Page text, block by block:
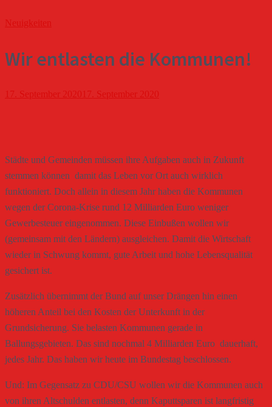
Neuigkeiten
Wir entlasten die Kommunen!
17. September 2020 17. September 2020
Städte und Gemeinden müssen ihre Aufgaben auch in Zukunft
stemmen können  damit das Leben vor Ort auch wirklich
funktioniert. Doch allein in diesem Jahr haben die Kommunen
wegen der Corona-Krise rund 12 Milliarden Euro weniger
Gewerbesteuer eingenommen. Diese Einbußen wollen wir
(gemeinsam mit den Ländern) ausgleichen. Damit die Wirtschaft
wieder in Schwung kommt, gute Arbeit und hohe Lebensqualität
gesichert ist.
Zusätzlich übernimmt der Bund auf unser Drängen hin einen
höheren Anteil bei den Kosten der Unterkunft in der
Grundsicherung. Sie belasten Kommunen gerade in
Ballungsgebieten. Das sind nochmal 4 Milliarden Euro  dauerhaft,
jedes Jahr. Das haben wir heute im Bundestag beschlossen.
Und: Im Gegensatz zu CDU/CSU wollen wir die Kommunen auch
von ihren Altschulden entlasten, denn Kaputtsparen ist langfristig